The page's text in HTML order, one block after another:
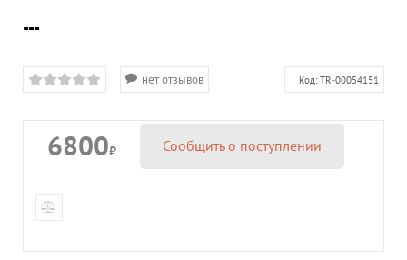
---
нет отзывов Код: TR-00054151
6800₽ Сообщить о поступлении